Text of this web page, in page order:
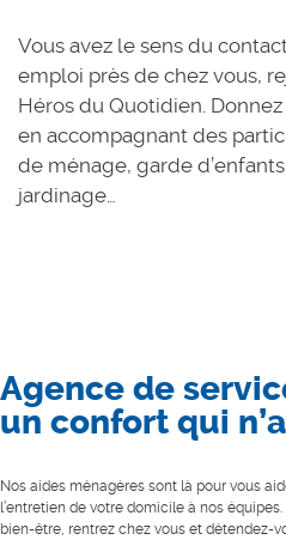
Vous avez le sens du
emploi près de chez vous,
Héros du Quotidien.
en accompagnant des
de ménage, garde
jardinage…
Agence de
un confort qui
Nos aides ménagères sont là pour vous
l’entretien de votre domicile à nos
bien-être, rentrez chez vous et détendez-